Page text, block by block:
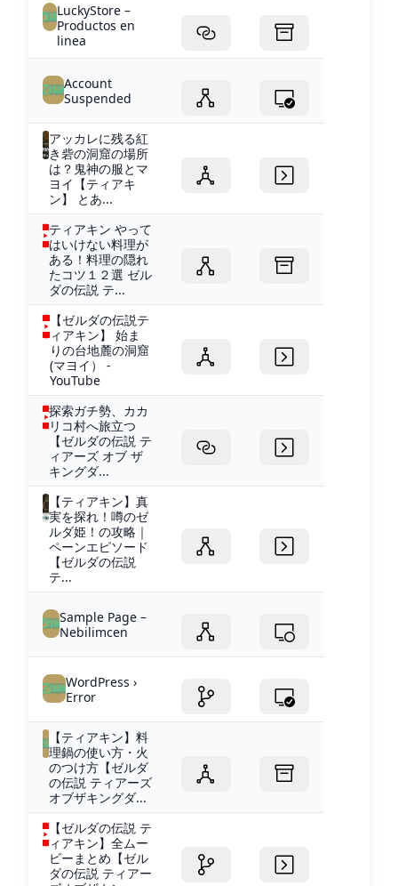
LuckyStore –
Productos en
linea
Account
Suspended
アッカレに残る紅
き砦の洞窟の場所
は？鬼神の服とマ
ヨイ【ティアキ
ン】 とあ...
ティアキン やって
はいけない料理が
ある！料理の隠れ
たコツ１２選 ゼル
ダの伝説 テ...
【ゼルダの伝説テ
ィアキン】 始ま
りの台地麓の洞窟
(マヨイ） -
YouTube
探索ガチ勢、カカ
リコ村へ旅立つ
【ゼルダの伝説 テ
ィアーズ オブ ザ
キングダ...
【ティアキン】真
実を探れ！噂のゼ
ルダ姫！の攻略｜
ペーンエピソード
【ゼルダの伝説
テ...
Sample Page –
Nebilimcen
WordPress ›
Error
【ティアキン】料
理鍋の使い方・火
のつけ方【ゼルダ
の伝説 ティアーズ
オブザキングダ...
【ゼルダの伝説 テ
ィアキン】全ムー
ビーまとめ【ゼル
ダの伝説 ティアー